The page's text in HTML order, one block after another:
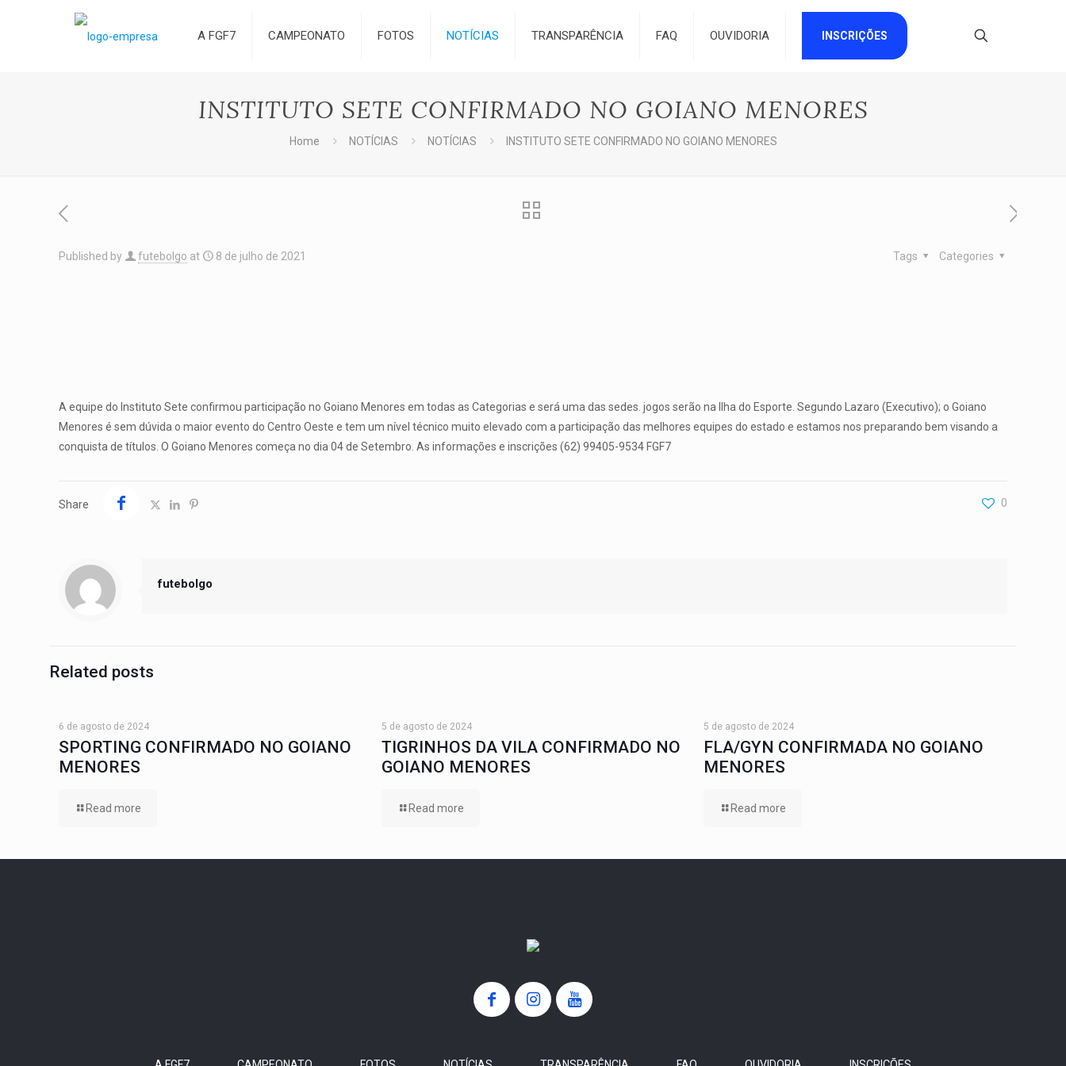
A FGF7 CAMPEONATO FOTOS NOTÍCIAS TRANSPARÊNCIA FAQ OUVIDORIA INSCRIÇÕES
INSTITUTO SETE CONFIRMADO NO GOIANO MENORES
Home NOTÍCIAS NOTÍCIAS INSTITUTO SETE CONFIRMADO NO GOIANO MENORES
Published by futebolgo at 8 de julho de 2021 Categories
Tags
A equipe do Instituto Sete confirmou participação no Goiano Menores em todas as Categorias e será uma das sedes. jogos serão na Ilha do Esporte. Segundo Lazaro (Executivo); o Goiano
Menores é sem dúvida o maior evento do Centro Oeste e tem um nível técnico muito elevado com a participação das melhores equipes do estado e estamos nos preparando bem visando a
conquista de títulos. O Goiano Menores começa no dia 04 de Setembro. As informações e inscrições (62) 99405-9534 FGF7
Share 0
futebolgo
Related posts
6 de agosto de 2024
SPORTING CONFIRMADO NO GOIANO
MENORES
Read more
5 de agosto de 2024
TIGRINHOS DA VILA CONFIRMADO NO
GOIANO MENORES
Read more
5 de agosto de 2024
FLA/GYN CONFIRMADA NO GOIANO
MENORES
Read more